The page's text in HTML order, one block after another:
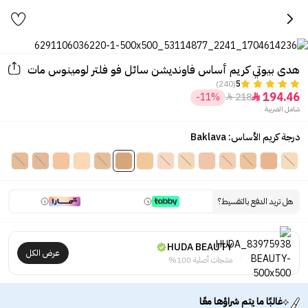
هدى بيوتي كريم أساس فاونديشن سائل فو فلتر لومينوس مات
5
(240)
194.46

218

-11%
شامل الضريبة
درجة كريم الأساس: Baklava
هل تريد الدفع بالتقسيط؟
HUDA BEAUTY
منتجات أصلية 100%
عرض الكل
غالبًا ما يتم شراؤها معًا